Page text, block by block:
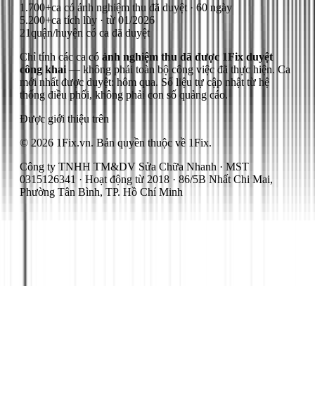
1.700+ca có ảnh nghiệm thu đã duyệt · 60 ngày
5.200+ca tích lũy · từ 01/2026
21quận/huyện có ca đã duyệt
Chỉ tính các ca có ảnh nghiệm thu đã được 1Fix duyệt
công khai — không phải toàn bộ công việc đã thực hiện. Ca
mới nhất được duyệt: hôm qua. Số liệu tự cập nhật từ hệ
thống điều phối, không phải con số quảng cáo.
Được giới thiệu trên
© 2026 1Fix.vn. Bản quyền thuộc về 1Fix.
Công ty TNHH TM&DV Sửa Chữa Nhanh · MST
0315126341 · Hoạt động từ 2018 · 86/5B Nhất Chi Mai,
Phường Tân Bình, TP. Hồ Chí Minh